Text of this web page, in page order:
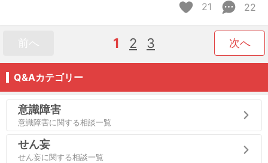
21 22
前へ 1 2 3 次へ
Q&Aカテゴリー
意識障害
意識障害に関する相談一覧
せん妄
せん妄に関する相談一覧